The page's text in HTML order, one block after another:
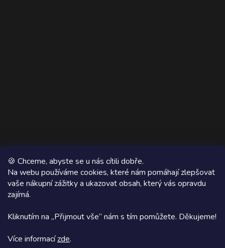
🍪 Chceme, abyste se u nás cítili dobře.
Na webu používáme cookies, které nám pomáhají zlepšovat
vaše nákupní zážitky a ukazovat obsah, který vás opravdu
zajímá.
Kliknutím na „Přijmout vše“ nám s tím pomůžete. Děkujeme!
Více informacízde.
Copyright 2026AZ WOOD
. Všechna práva vyhrazena.
Shoptetak.cz.